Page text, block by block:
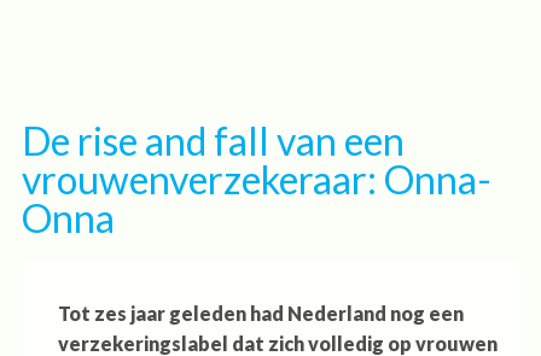
inhoud
gaan
De rise and fall van een
vrouwenverzekeraar: Onna-
Onna
Tot zes jaar geleden had Nederland nog een
verzekeringslabel dat zich volledig op vrouwen